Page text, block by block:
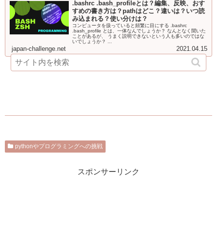
.bashrc .bash_profileとは？編集、反映、おす
すめの書き方は？pathはどこ？違いは？いつ読
み込まれる？使い分けは？
コンピュータを扱っていると頻繁に目にする .bashrc
.bash_profile とは、一体なんでしょうか？ なんとなく聞いた
ことがあるが、 うまく説明できないという人も多いのではな
いでしょうか？ ...
japan-challenge.net 2021.04.15
pythonやプログラミングへの挑戦
スポンサーリンク